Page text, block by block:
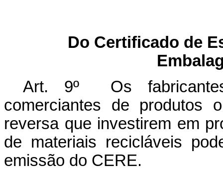
Do Certificado de
Art. 9º Os
comerciantes de produtos
reversa que investirem em
de materiais recicláveis
emissão do CERE.